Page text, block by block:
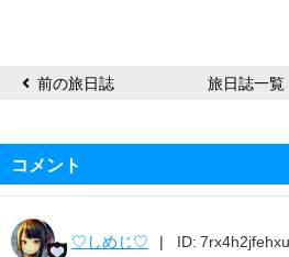
子 前の旅日誌 旅日誌一覧
コメント
♡しめじ♡ ID: 7rx4h2jfehxu